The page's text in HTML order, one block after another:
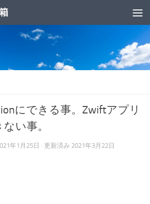
プ
にできる事。Zwiftアプリ
い事。
年1月25日 · 更新済み 2021年3月22日